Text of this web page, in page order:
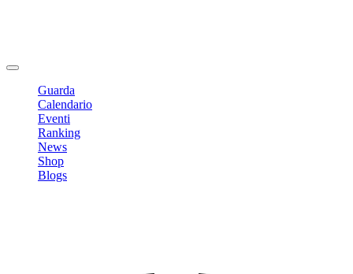
Guarda
Calendario
Eventi
Ranking
News
Shop
Blogs